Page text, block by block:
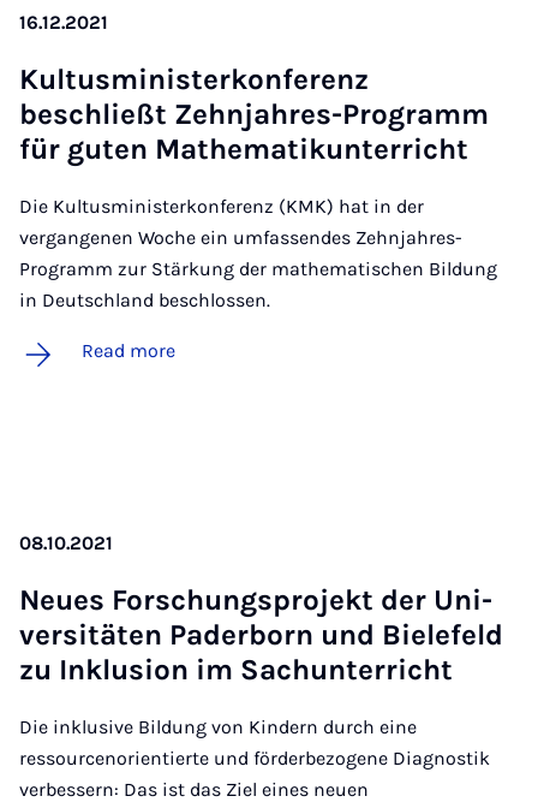
16.12.2021
Kultus­min­ister­kon­fer­enz
beschließt Zehnjahres-Pro­gramm
für guten Math­em­atikun­ter­richt
Die Kultusministerkonferenz (KMK) hat in der
vergangenen Woche ein umfassendes Zehnjahres-
Programm zur Stärkung der mathematischen Bildung
in Deutschland beschlossen.
Read more
08.10.2021
Neues Forschung­s­pro­jekt der Uni­
versitäten Pader­born und Biele­feld
zu Inklu­sion im Sachunter­richt
Die inklusive Bildung von Kindern durch eine
ressourcenorientierte und förderbezogene Diagnostik
verbessern: Das ist das Ziel eines neuen